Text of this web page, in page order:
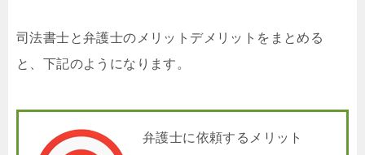
司法書士と弁護士のメリットデメリットをまとめる
と、下記のようになります。
弁護士に依頼するメリット